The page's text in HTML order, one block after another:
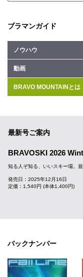
ブラマンガイド
ノウハウ
動画
BRAVO MOUNTAINとは
最新号ご案内
BRAVOSKI 2026
知る人ぞ知る、いいスキー場。
発売日：2025年12月16日
定価：1,540円 (本体1,400円)
バックナンバー